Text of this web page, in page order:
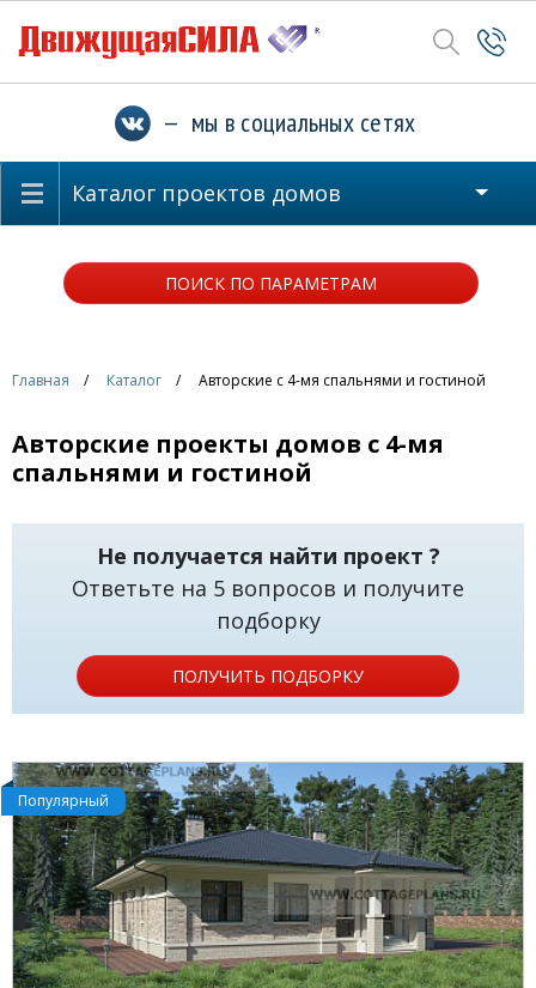
— мы в социальных сетях
Каталог проектов домов
ПОИСК ПО ПАРАМЕТРАМ
Главная Каталог Авторские с 4-мя спальнями и гостиной
Авторские проекты домов с 4-мя
спальнями и гостиной
Не получается найти проект ?
Ответьте на 5 вопросов и получите
подборку
ПОЛУЧИТЬ ПОДБОРКУ
Популярный